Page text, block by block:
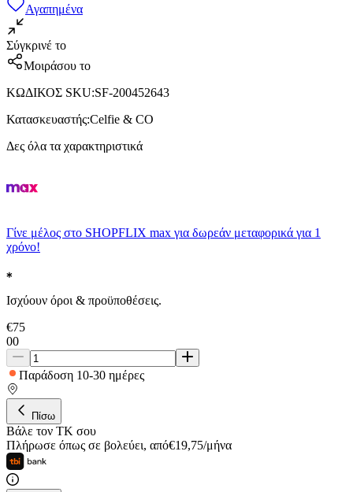
Αγαπημένα
Σύγκρινέ το
Μοιράσου το
ΚΩΔΙΚΟΣ SKU:SF-200452643
Κατασκευαστής:Celfie & CO
Δες όλα τα χαρακτηριστικά
Γίνε μέλος στο SHOPFLIX max για δωρεάν μεταφορικά για 1
χρόνο!
Ισχύουν όροι & προϋποθέσεις.
€75
00
Παράδοση 10-30 ημέρες
Πίσω
Βάλε τον ΤΚ σου
Πλήρωσε όπως σε βολεύει, από€19,75/μήνα